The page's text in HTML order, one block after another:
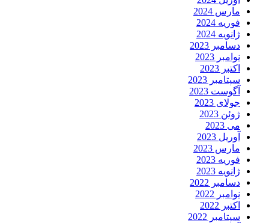
مارس 2024
فوریه 2024
ژانویه 2024
دسامبر 2023
نوامبر 2023
اکتبر 2023
سپتامبر 2023
آگوست 2023
جولای 2023
ژوئن 2023
می 2023
آوریل 2023
مارس 2023
فوریه 2023
ژانویه 2023
دسامبر 2022
نوامبر 2022
اکتبر 2022
سپتامبر 2022